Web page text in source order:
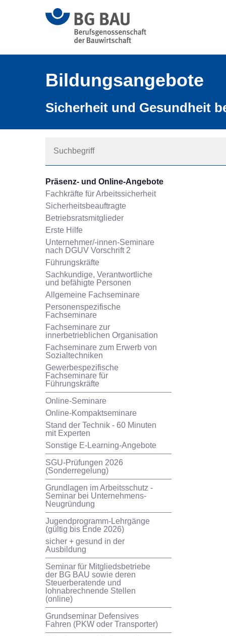
Bildungsangebote
Sicherheit und Gesundheit
Präsenz- und Online-Angebote
Fachkräfte für Arbeitssicherheit
Sicherheitsbeauftragte
Betriebsratsmitglieder
Erste Hilfe
Unternehmer/-innen-Seminare
nach DGUV Vorschrift 2
Führungskräfte
Sachkundige, Verantwortliche
und befähigte Personen
Allgemeine Fachseminare
Personenspezifische
Fachseminare
Fachseminare zur
innerbetrieblichen Organisation
Fachseminare zum Erwerb von
Sozialtechniken
Gewerbespezifische
Fachseminare für
Führungskräfte
Online-Seminare
Online-Kompaktseminare
Stand der Technik - 60 Minuten
mit Experten
Sonstige E-Learning-Angebote
SGU-Prüfungen 2026
(Sonderregelung)
Grundlagen im Arbeitsschutz -
Seminar bei Unternehmens-
Neugründung
Jugendprogramm-Lehrgänge
(gültig bis Ende 2026)
sicher + gesund in der
Ausbildung
Seminar für Mitgliedsbetriebe
der BG BAU sowie deren
Steuerberatende und
lohnabrechnende Stellen
(online)
Grundseminar Defensives
Fahren (PKW oder Transporter)